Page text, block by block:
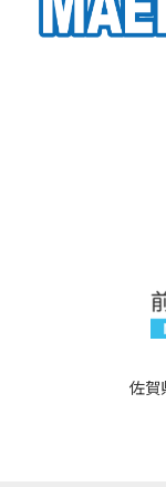
佐賀